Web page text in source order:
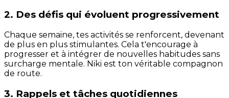
2. Des défis qui évoluent progressivement
Chaque semaine, tes activités se renforcent, devenant
de plus en plus stimulantes. Cela t'encourage à
progresser et à intégrer de nouvelles habitudes sans
surcharge mentale. Niki est ton véritable compagnon
de route.
3. Rappels et tâches quotidiennes